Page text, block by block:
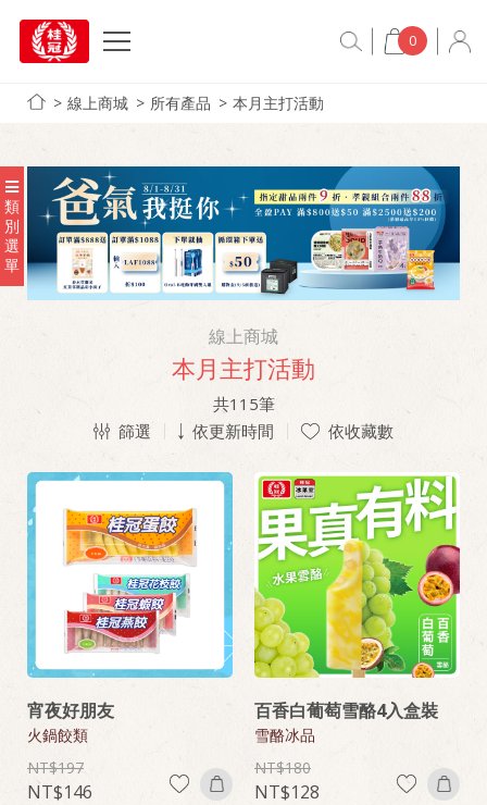
0
線上商城 所有產品 本月主打活動
類
別
選
單
線上商城
本月主打活動
共115筆
篩選
依更新時間 依收藏數
宵夜好朋友
火鍋餃類
197
146
百香白葡萄雪酪4入盒裝
雪酪冰品
180
128